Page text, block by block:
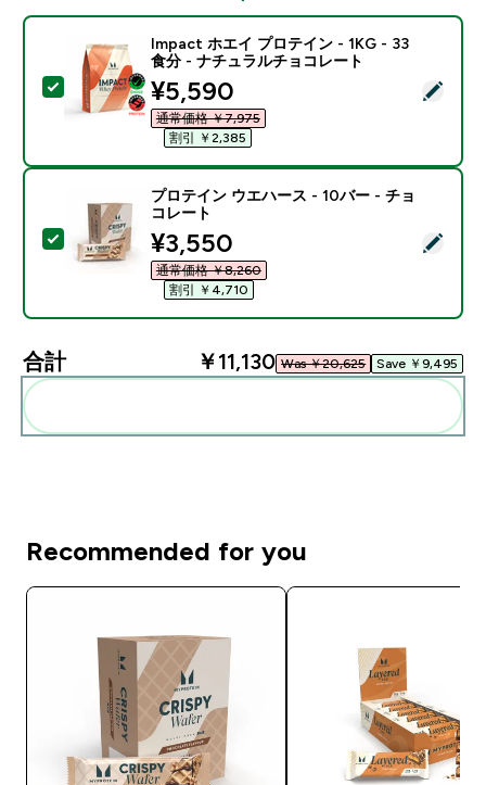
この商品を選択 - Impact ホエイ プロテイン - 1KG -
Impact ホエイ プロテイン - 1KG - 33
食分 - ナチュラルチョコレート
discounted price
¥5,590‎
通常価格 ￥7,975‎
割引 ￥2,385‎
この商品を選択 - プロテイン ウエハース - 10バー -
プロテイン ウエハース - 10バー - チョ
コレート
discounted price
¥3,550‎
通常価格 ￥8,260‎
割引 ￥4,710‎
合計 ￥11,130‎ Was ￥20,625‎ Save ￥9,495‎
Recommended for you